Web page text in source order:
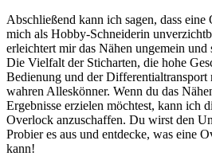
Abschließend kann ich sagen, dass
mich als Hobby-Schneiderin
erleichtert mir das Nähen ungemein
Die Vielfalt der Sticharten, die hohe
Bedienung und der Differentialtransport
wahren Alleskönner. Wenn du das
Ergebnisse erzielen möchtest, kann ich
Overlock anzuschaffen. Du wirst den
Probier es aus und entdecke, was eine
kann!